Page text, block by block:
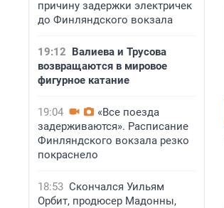
причину задержки электричек
до Финляндского вокзала
19:12 Валиева и Трусова
возвращаются в мировое
фигурное катание
19:04
«Все поезда
задерживаются». Расписание
Финляндского вокзала резко
покраснело
18:53 Скончался Уильям
Орбит, продюсер Мадонны,